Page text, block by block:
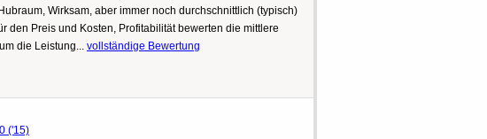
Wirksam, aber immer noch durchschnittlich (typisch)
den Preis und Kosten, Profitabilität bewerten die mittlere
die Leistung... vollständige Bewertung
('15)